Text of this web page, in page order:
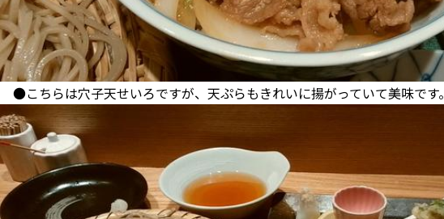
●こちらは穴子天せいろですが、天ぷらもきれいに揚がっていて美味です。